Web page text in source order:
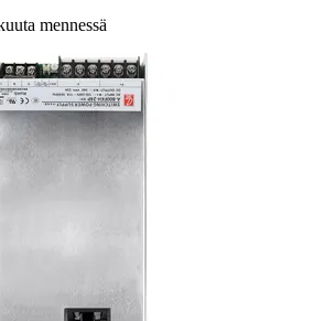
mennessä